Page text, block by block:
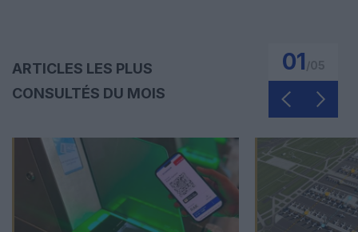
ARTICLES LES PLUS
CONSULTÉS DU MOIS
01